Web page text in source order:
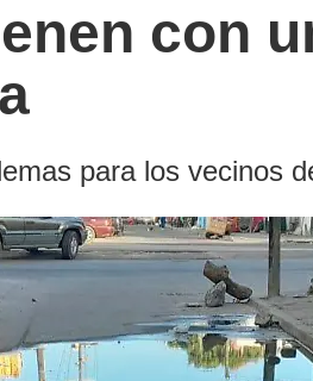
con
para los vecinos